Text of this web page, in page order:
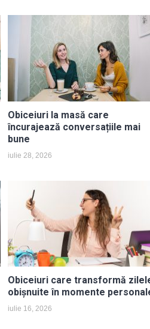
Obiceiuri la masă care
încurajează conversațiile mai
bune
iulie 28, 2026
Obiceiuri care transformă
obișnuite în momente
iulie 16, 2026